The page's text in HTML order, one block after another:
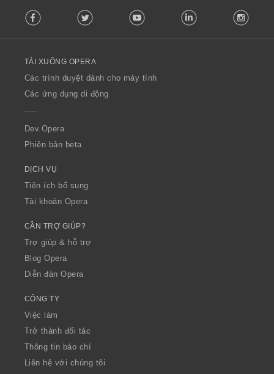
o
w
O
p
a
Facebook Twitter Youtube LinkedIn
TẢI XUỐNG OPERA
Các trình duyệt dành cho máy tính
Các ứng dụng di động
Dev.Opera
Phiên bản beta
DỊCH VỤ
Tiện ích bổ sung
Tài khoản Opera
CẦN TRỢ GIÚP?
Trợ giúp & hỗ trợ
Blog Opera
Diễn đàn Opera
CÔNG TY
Việc làm
Trở thành đối tác
Thông tin báo chí
Liên hệ với chúng tôi